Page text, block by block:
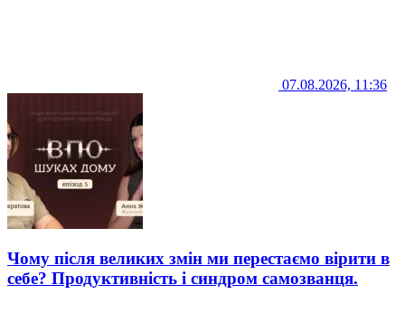
07.08.2026, 11:36
Чому після великих змін ми перестаємо вірити в
себе? Продуктивність і синдром самозванця.